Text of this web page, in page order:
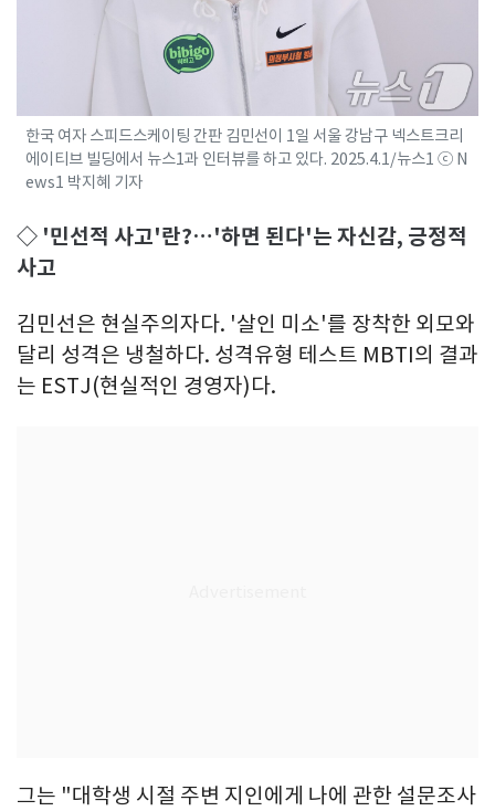
한국 여자 스피드스케이팅 간판 김민선이 1일 서울 강남구 넥스트크리
에이티브 빌딩에서 뉴스1과 인터뷰를 하고 있다. 2025.4.1/뉴스1 ⓒ N
ews1 박지혜 기자
◇ '민선적 사고'란?…'하면 된다'는 자신감, 긍정적
사고
김민선은 현실주의자다. '살인 미소'를 장착한 외모와
달리 성격은 냉철하다. 성격유형 테스트 MBTI의 결과
는 ESTJ(현실적인 경영자)다.
그는 "대학생 시절 주변 지인에게 나에 관한 설문조사